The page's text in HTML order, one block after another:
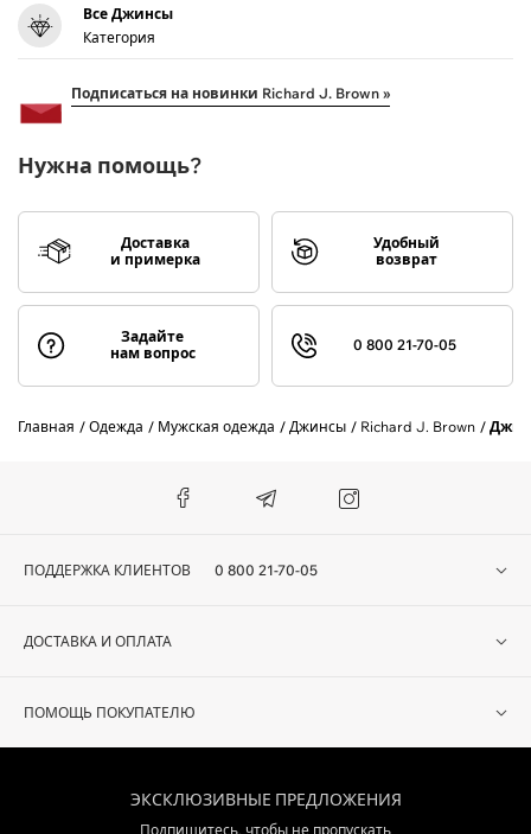
Все Джинсы
Категория
Подписаться на новинки Richard J. Brown »
Нужна помощь?
Доставка
и примерка
Удобный
возврат
Задайте
нам вопрос
0 800 21-70-05
Главная Одежда Мужская одежда Джинсы Richard J. Brown
ПОДДЕРЖКА КЛИЕНТОВ 0 800 21-70-05
ДОСТАВКА И ОПЛАТА
ПОМОЩЬ ПОКУПАТЕЛЮ
ЭКСКЛЮЗИВНЫЕ ПРЕДЛОЖЕНИЯ
Подпишитесь, чтобы не пропускать